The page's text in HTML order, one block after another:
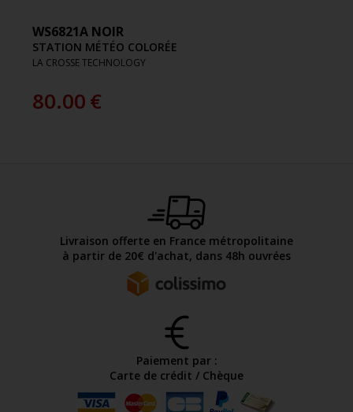
WS6821A NOIR
STATION MÉTÉO COLORÉE
LA CROSSE TECHNOLOGY
80.00€
Livraison offerte en France métropolitaine
à partir de 20€ d'achat, dans 48h ouvrées
Paiement par :
Carte de crédit / Chèque